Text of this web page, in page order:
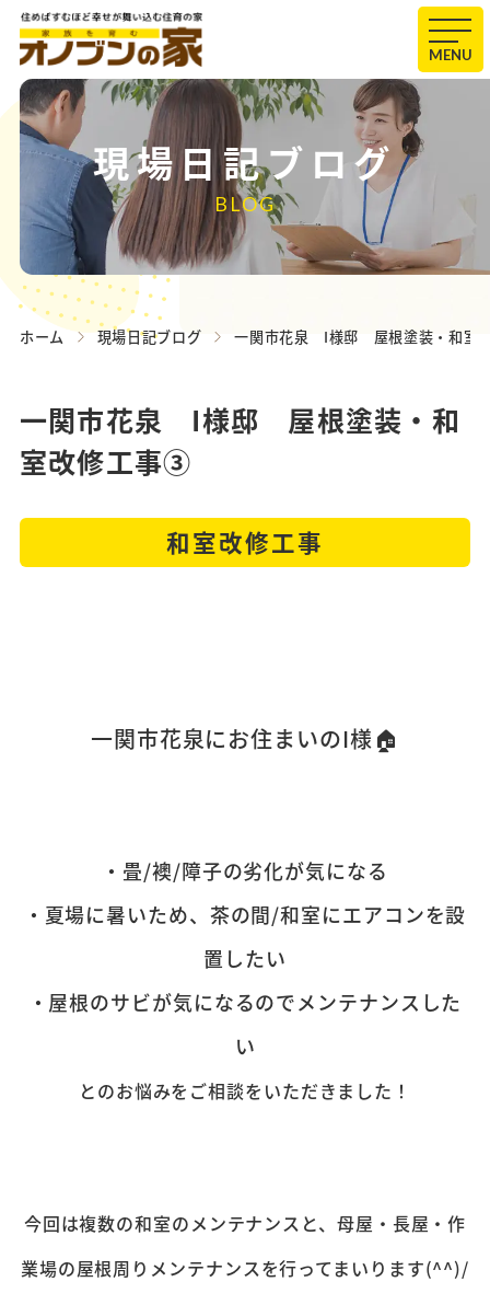
MENU
現場日記ブログ
BLOG
ホーム 現場日記ブログ 一関市花泉 I様邸 屋根塗装・和室
一関市花泉 I様邸 屋根塗装・和
室改修工事③
和室改修工事
一関市花泉にお住まいのI様 🏠
・畳/襖/障子の劣化が気になる
・夏場に暑いため、茶の間/和室にエアコンを設
置したい
・屋根のサビが気になるのでメンテナンスした
い
とのお悩みをご相談をいただきました！
今回は複数の和室のメンテナンスと、母屋・長屋・作
業場の屋根周りメンテナンスを行ってまいります(^^)/